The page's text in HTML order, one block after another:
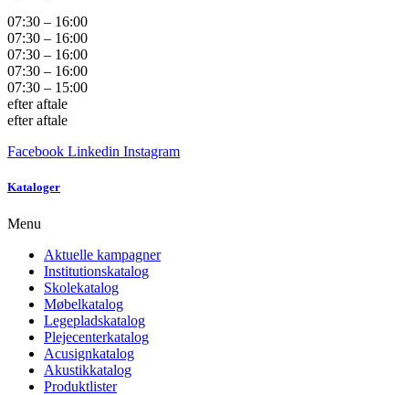
07:30 – 16:00
07:30 – 16:00
07:30 – 16:00
07:30 – 16:00
07:30 – 15:00
efter aftale
efter aftale
Facebook Linkedin Instagram
Kataloger
Menu
Aktuelle kampagner
Institutionskatalog
Skolekatalog
Møbelkatalog
Legepladskatalog
Plejecenterkatalog
Acusignkatalog
Akustikkatalog
Produktlister